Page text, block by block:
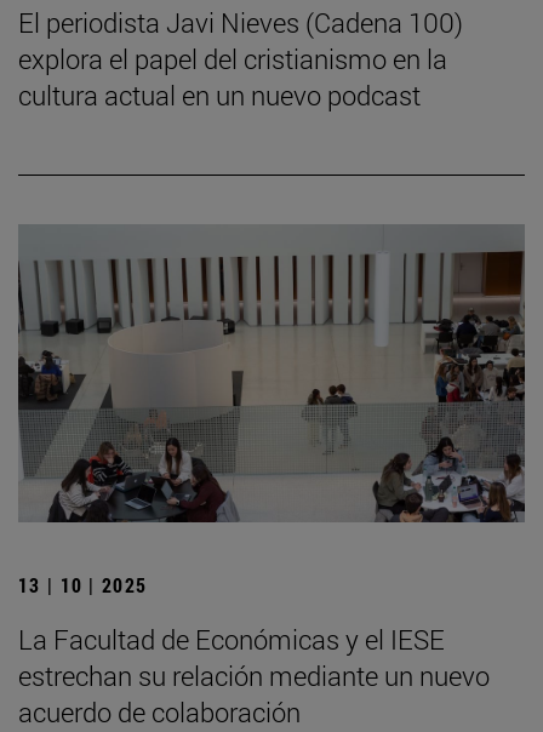
El periodista Javi Nieves (Cadena 100)
explora el papel del cristianismo en la
cultura actual en un nuevo podcast
13 | 10 | 2025
La Facultad de Económicas y el IESE
estrechan su relación mediante un nuevo
acuerdo de colaboración